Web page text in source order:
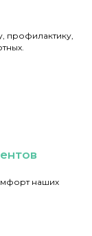
профилактику,
наших